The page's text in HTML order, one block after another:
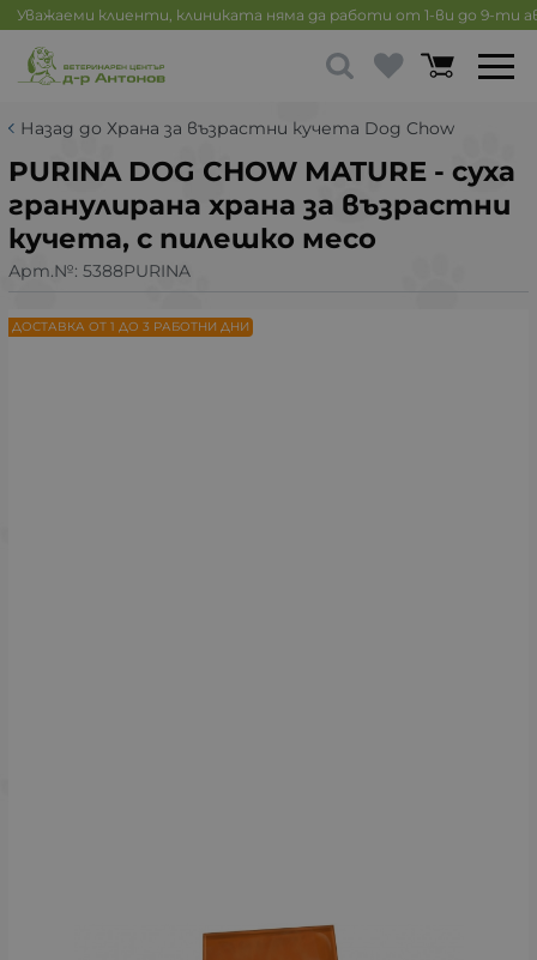
Уважаеми клиенти, клиниката няма да работи от 1-ви до 9-ти
Назад до Храна за възрастни кучета Dog Chow
PURINA DOG CHOW MATURE - суха
гранулирана храна за възрастни
кучета, с пилешко месо
Арт.№: 5388PURINA
ДОСТАВКА ОТ 1 ДО 3 РАБОТНИ ДНИ